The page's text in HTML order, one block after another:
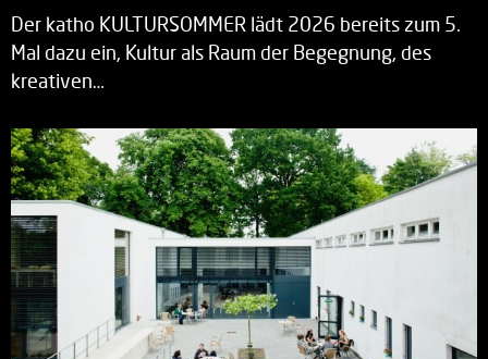
Der katho KULTURSOMMER lädt 2026 bereits zum 5.
Mal dazu ein, Kultur als Raum der Begegnung, des
kreativen…